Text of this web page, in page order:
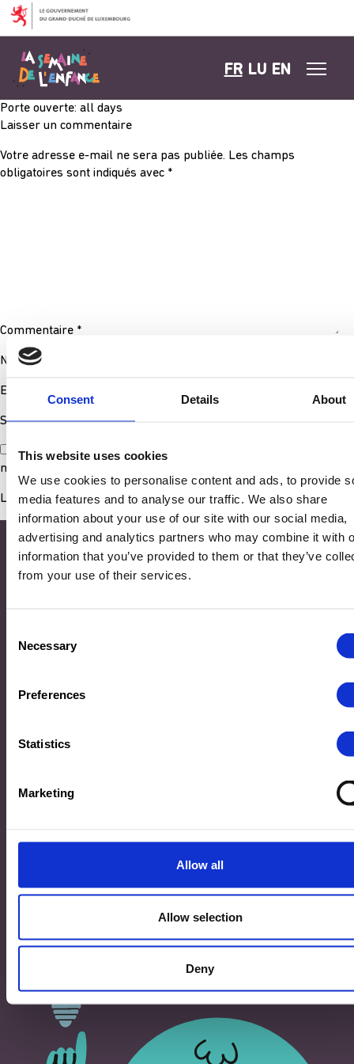
Consent Details About
This website uses cookies
We use cookies to personalise content and ads, to provide
media features and to analyse our traffic. We also share
information about your use of our site with our social media,
advertising and analytics partners who may combine it with
information that you’ve provided to them or that they’ve
from your use of their services.
Selection
Necessary
Preferences
Statistics
Marketing
Allow all
Allow selection
Deny
Aller au contenu
FR LU EN
Porte ouverte: all days
Laisser un commentaire
Votre adresse e-mail ne sera pas publiée. Les champs
obligatoires sont indiqués avec *
Commentaire *
Nom*
E-mail
Site web
Enregistrer mon nom, mon e-mail et mon site dans le
navigateur pour mon prochain commentaire.
Adresse
©2026 Ministère de l’Éducation nationale, de l’Enfance